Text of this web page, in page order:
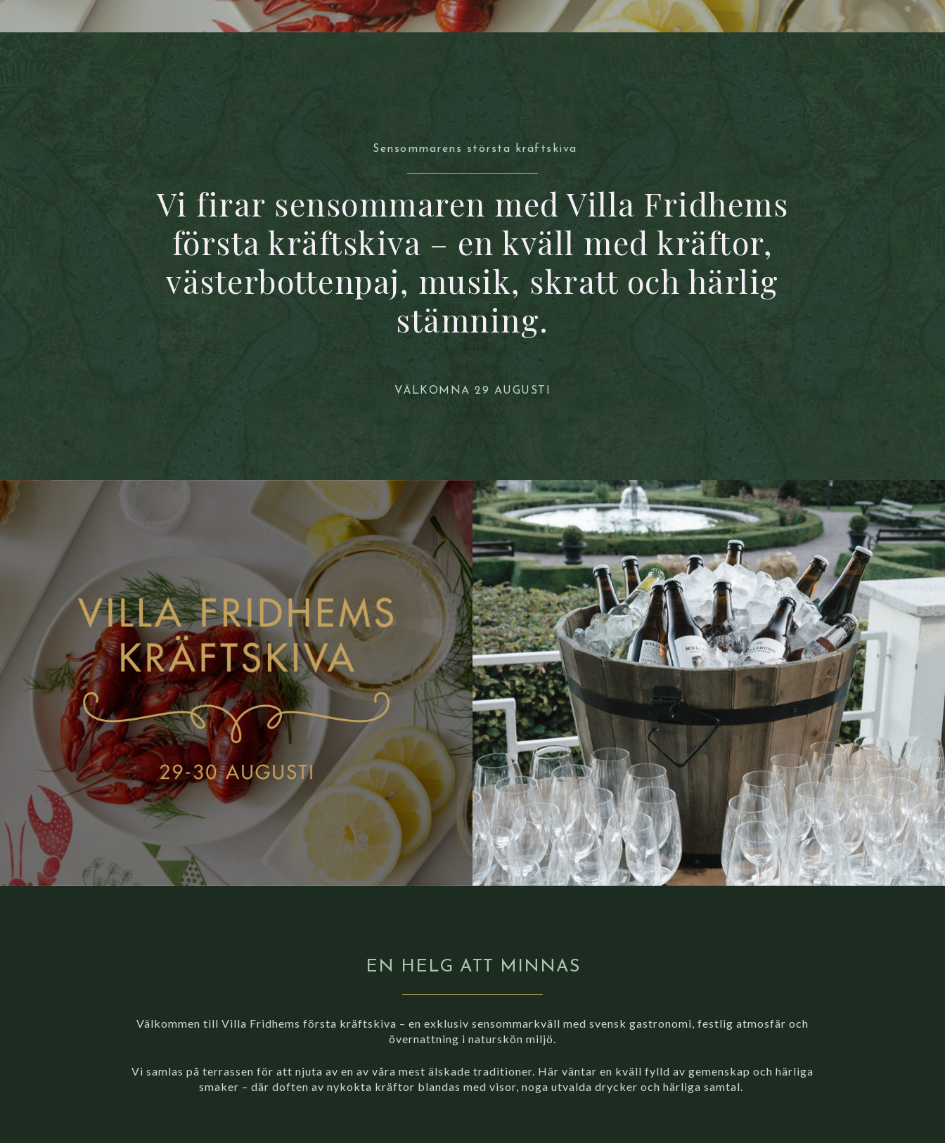
Sensommarens största kräftskiva
Vi firar sensommaren med Villa Fridhems
första kräftskiva – en kväll med kräftor,
västerbottenpaj, musik, skratt och härlig
stämning.
VÄLKOMNA 29 AUGUSTI
EN HELG ATT MINNAS
Välkommen till Villa Fridhems första kräftskiva – en exklusiv sensommarkväll med svensk gastronomi, festlig atmosfär och
övernattning i naturskön miljö.
Vi samlas på terrassen för att njuta av en av våra mest älskade traditioner. Här väntar en kväll fylld av gemenskap och härliga
smaker – där doften av nykokta kräftor blandas med visor, noga utvalda drycker och härliga samtal.